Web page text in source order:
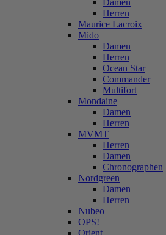
Damen
Herren
Maurice Lacroix
Mido
Damen
Herren
Ocean Star
Commander
Multifort
Mondaine
Damen
Herren
MVMT
Herren
Damen
Chronographen
Nordgreen
Damen
Herren
Nubeo
OPS!
Orient